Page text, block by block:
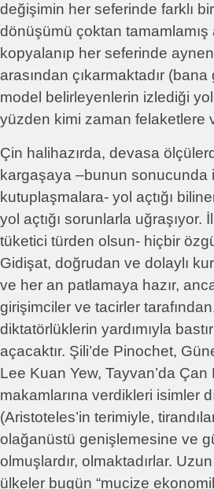
değişimin her seferinde farklı
dönüşümü çoktan tamamlamış
kopyalanıp her seferinde
arasından çıkarmaktadır
model belirleyenlerin izlediği
yüzden kimi zaman felaketlere
Çin halihazırda, devasa
kargaşaya –bunun
kutuplaşmalara- yol açtığı
yol açtığı sorunlarla
tüketici türden olsun- hiçbir
Gidişat, doğrudan ve dolaylı
ve her an patlamaya hazır,
girişimciler ve tacirler
diktatörlüklerin yardımıyla
açacaktır. Şili’de Pinochet,
Lee Kuan Yew, Tayvan’da
makamlarına verdikleri isimler
(Aristoteles’in terimiyle,
olağanüstü genişlemesine ve
olmuşlardır, olmaktadırlar.
ülkeler bugün “mucize